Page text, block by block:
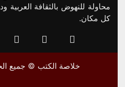
محاولة للنهوض بالثقافة
كل مكان.
خلاصة الكتب © جميع